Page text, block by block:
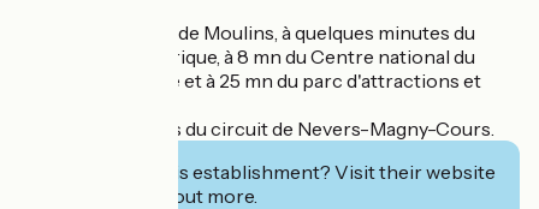
Hôtel situé au sud de Moulins, à quelques minutes du
centre-ville historique, à 8 mn du Centre national du
costume de scène et à 25 mn du parc d'attractions et
Situé à 30 minutes du circuit de Nevers-Magny-Cours.
Interested in this establishment? Visit their website
to book or find out more.